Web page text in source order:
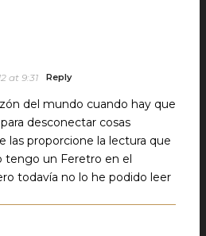
at 9:31 Reply
del mundo cuando hay que
desconectar cosas
las proporcione la lectura que
tengo un Feretro en el
todavía no lo he podido leer